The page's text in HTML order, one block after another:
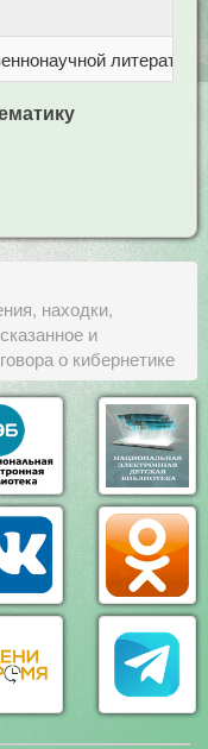
литерат
находки,
и
о кибернетике